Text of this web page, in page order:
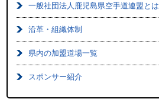
一般社団法人鹿児島県空手道連盟とは
沿革・組織体制
県内の加盟道場一覧
スポンサー紹介